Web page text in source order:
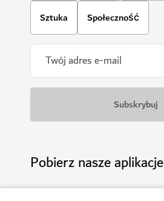
Sztuka Społeczność
Pobierz nasze aplikacje